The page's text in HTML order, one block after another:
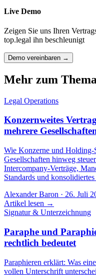
Live Demo
Zeigen Sie uns Ihren
top.legal ihn beschleunigt
Demo vereinbaren →
Mehr zum Thema
Legal Operations
Konzernweites
mehrere
Wie Konzerne und Holding-
Gesellschaften hinweg
Intercompany-Verträge,
Standards und
Alexander Baron · 26. Juli
Artikel lesen →
Signatur & Unterzeichnung
Paraphe und
rechtlich bedeutet
Paraphieren erklärt: Was
vollen Unterschrift